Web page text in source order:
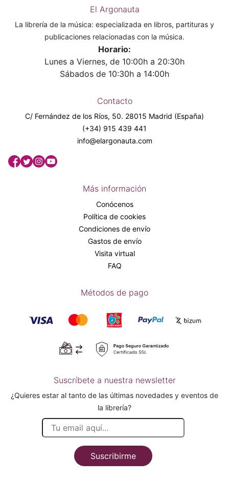
El Argonauta
La librería de la música: especializada en libros, partituras y
publicaciones relacionadas con la música.
Horario:
Lunes a Viernes, de 10:00h a 20:30h
Sábados de 10:30h a 14:00h
Contacto
C/ Fernández de los Ríos, 50. 28015 Madrid (España)
(+34) 915 439 441
info@elargonauta.com
Más información
Conócenos
Política de cookies
Condiciones de envío
Gastos de envío
Visita virtual
FAQ
Métodos de pago
Suscríbete a nuestra newsletter
¿Quieres estar al tanto de las últimas novedades y eventos de
la librería?
Suscribirme